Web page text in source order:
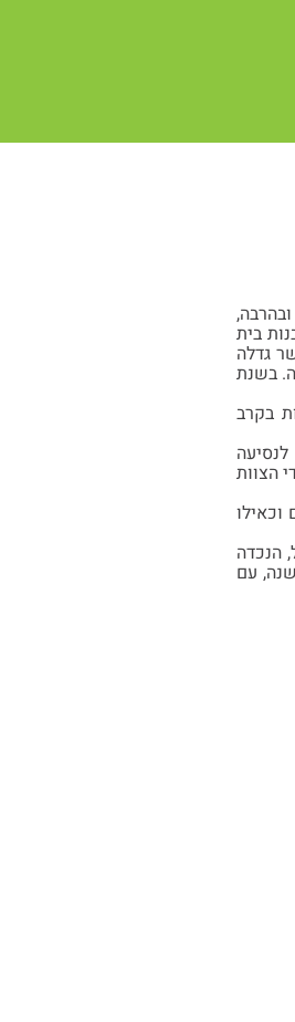
בית
גדלה
עם הוריה. בשנת
בקרב
לנסיעה
הצוות
וכאילו
הנכדה
עם